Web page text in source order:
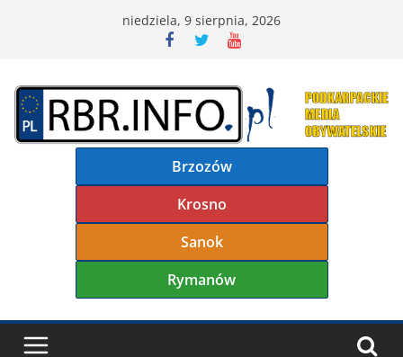
niedziela, 9 sierpnia, 2026
Brzozów
Krosno
Sanok
Rymanów